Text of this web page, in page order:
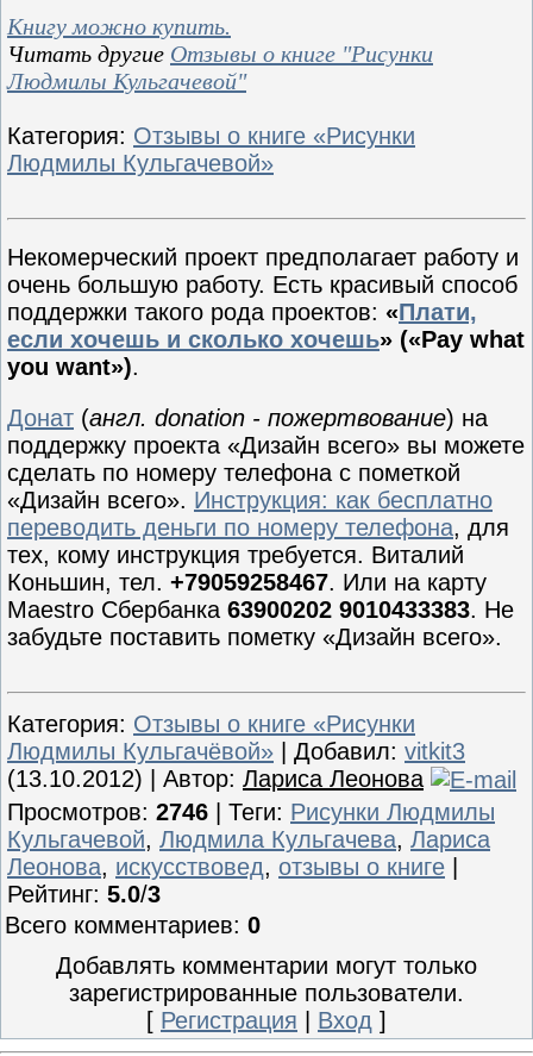
Книгу можно купить.
Читать другие Отзывы о книге "Рисунки
Людмилы Кульгачевой"
Категория: Отзывы о книге «Рисунки
Людмилы Кульгачевой»
Некомерческий проект предполагает работу и
очень большую работу. Есть красивый способ
поддержки такого рода проектов: «Плати,
если хочешь и сколько хочешь» («Pay what
you want»).
Донат (англ. donation - пожертвование) на
поддержку проекта «Дизайн всего» вы можете
сделать по номеру телефона с пометкой
«Дизайн всего». Инструкция: как бесплатно
переводить деньги по номеру телефона, для
тех, кому инструкция требуется. Виталий
Коньшин, тел. +79059258467. Или на карту
Maestro Сбербанка 63900202 9010433383. Не
забудьте поставить пометку «Дизайн всего».
Категория: Отзывы о книге «Рисунки
Людмилы Кульгачёвой»
Добавил: vitkit3
(13.10.2012) | Автор: Лариса Леонова
Просмотров: 2746 Теги: Рисунки Людмилы
Кульгачевой, Людмила Кульгачева, Лариса
Леонова, искусствовед, отзывы о книге
Рейтинг: 5.0/3
Всего комментариев: 0
Добавлять комментарии могут только
зарегистрированные пользователи.
[ Регистрация Вход ]